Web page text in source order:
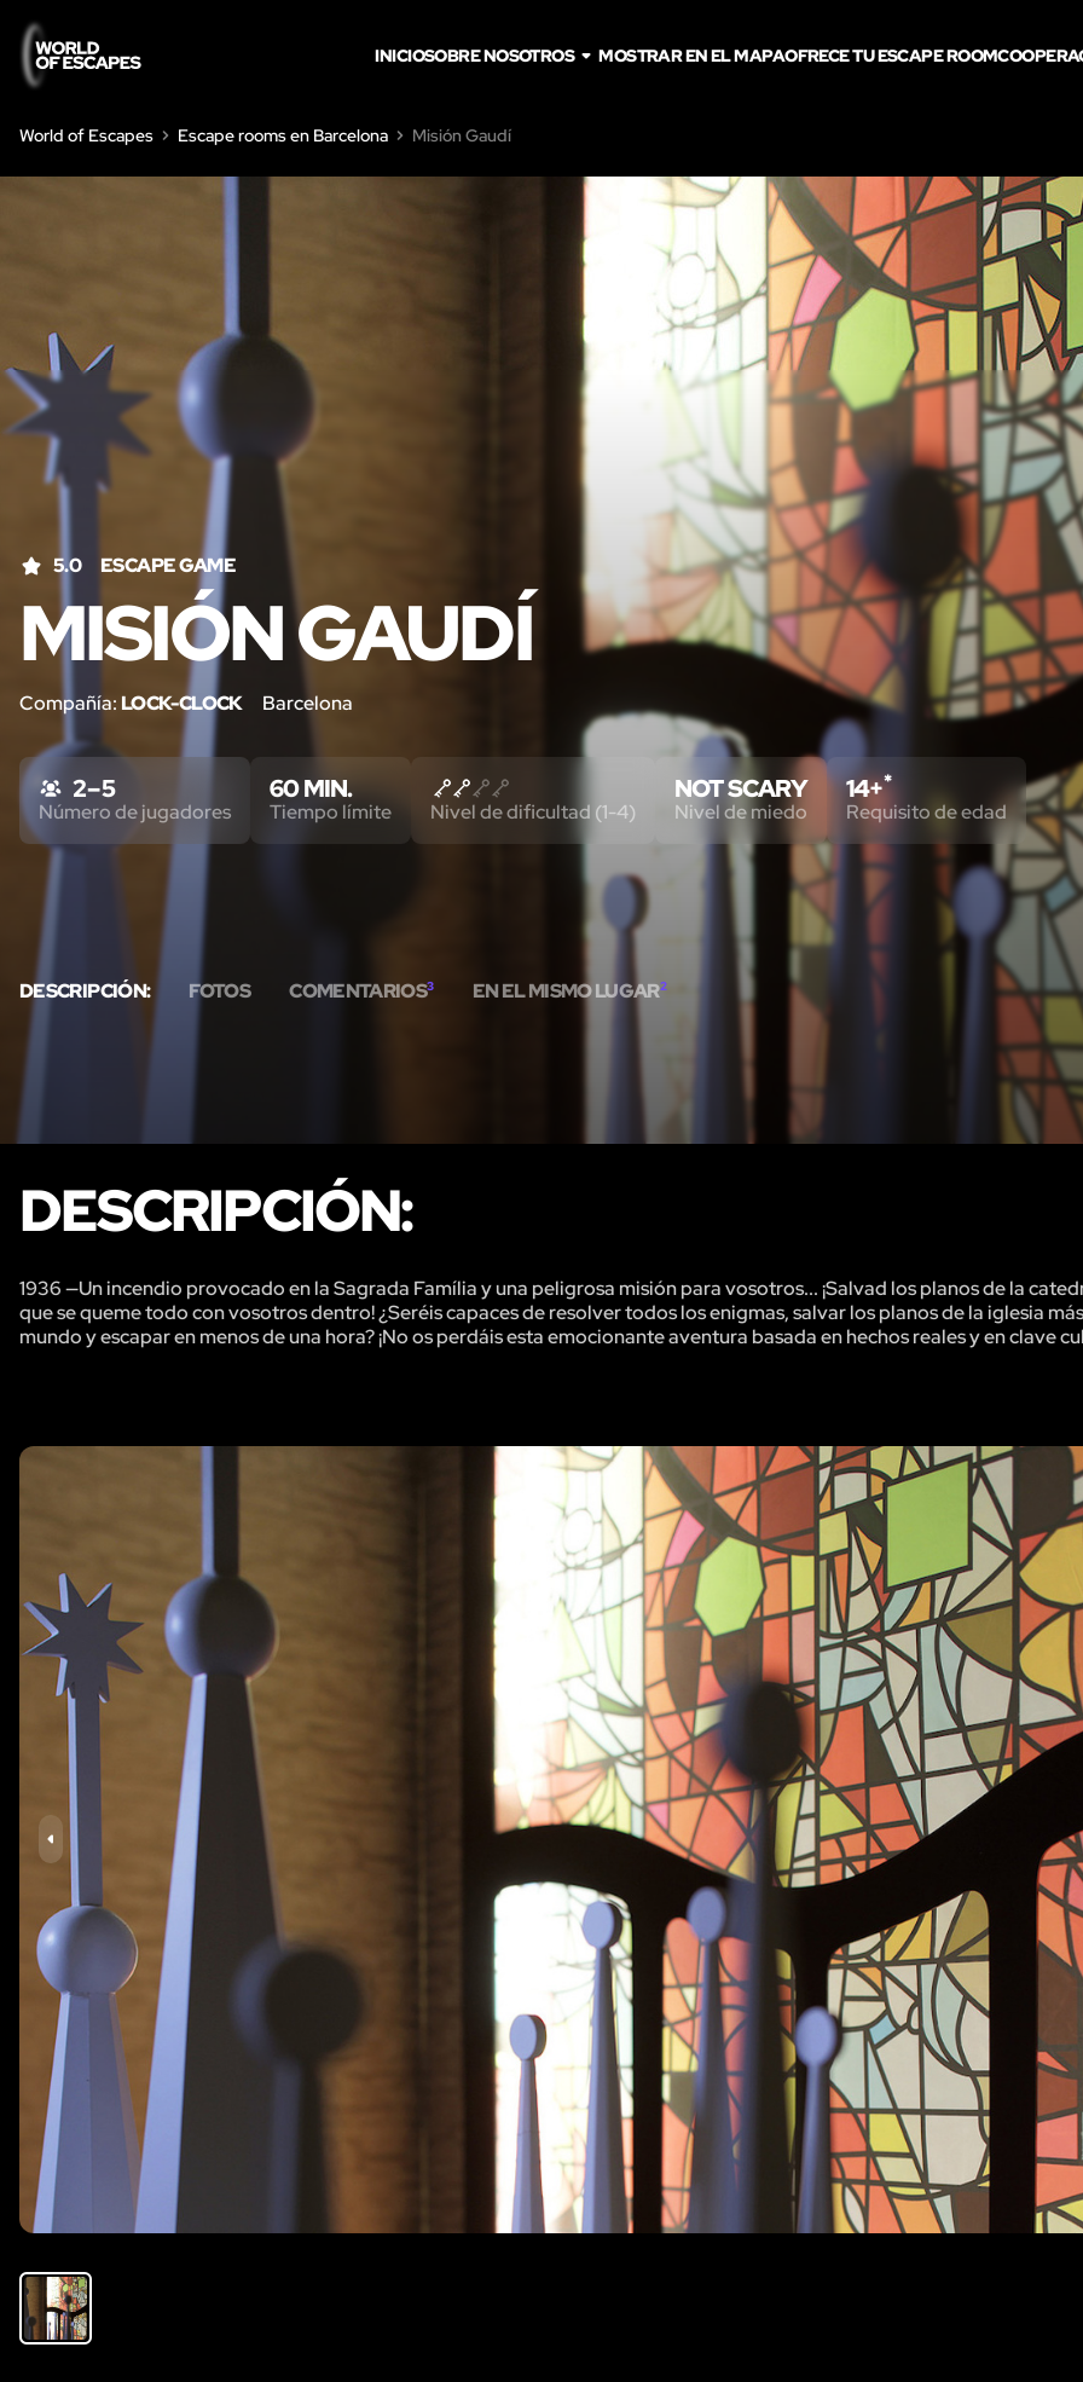
INICIOSOBRE NOSOTROS MOSTRAR EN EL MAPAOFRECE TU ESCAPE ROOM
World of Escapes Escape rooms en Barcelona Misión Gaudí
5.0 ESCAPE GAME
MISIÓN GAUDÍ
Compañía: LOCK-CLOCK Barcelona
DESCRIPCIÓN: FOTOS COMENTARIOS3 EN EL MISMO LUGAR2
2 – 5
Número de jugadores
60 MIN.
Tiempo límite Nivel de dificultad (1-4)
NOT SCARY
Nivel de miedo
14+*
Requisito de edad
DESCRIPCIÓN:
1936 —Un incendio provocado en la Sagrada Família y una peligrosa misión para vosotros... ¡Salvad los planos de la
que se queme todo con vosotros dentro! ¿Seréis capaces de resolver todos los enigmas, salvar los planos de la iglesia
mundo y escapar en menos de una hora? ¡No os perdáis esta emocionante aventura basada en hechos reales y en clave